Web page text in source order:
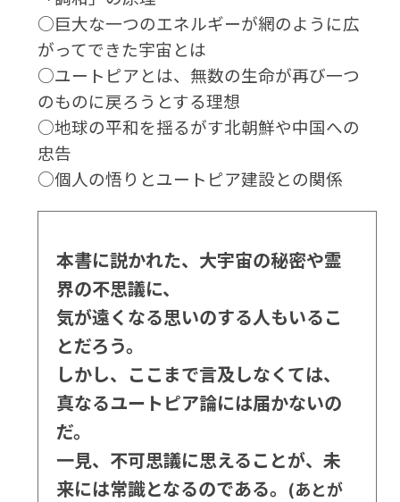
○巨大な一つのエネルギーが網のように広
がってできた宇宙とは
○ユートピアとは、無数の生命が再び一つ
のものに戻ろうとする理想
○地球の平和を揺るがす北朝鮮や中国への
忠告
○個人の悟りとユートピア建設との関係
本書に説かれた、大宇宙の秘密や霊
界の不思議に、
気が遠くなる思いのする人もいるこ
とだろう。
しかし、ここまで言及しなくては、
真なるユートピア論には届かないの
だ。
一見、不可思議に思えることが、未
来には常識となるのである。 (あとが